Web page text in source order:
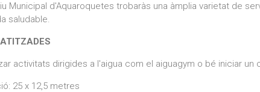
Municipal d'Aquaroquetes trobaràs una àmplia varietat de
saludable.
activitats dirigides a l'aigua com el aiguagym o bé iniciar un
25 x 12,5 metres